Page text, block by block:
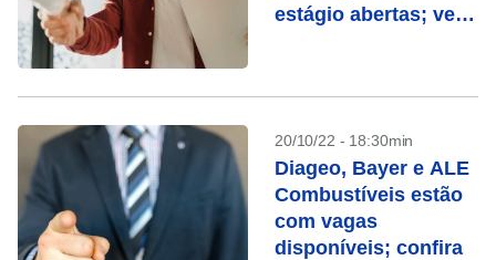
estágio abertas; veja
20/10/22 - 18:30min
Diageo, Bayer e ALE
Combustíveis estão
com vagas
disponíveis; confira